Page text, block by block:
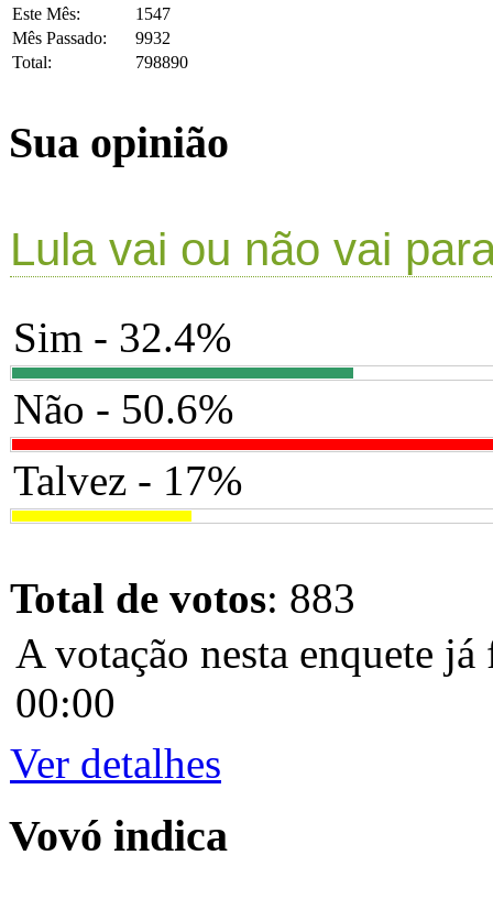
Este Mês:
1547
Mês Passado:
9932
Total:
798890
Sua opinião
Lula vai ou não vai
Sim - 32.4%
Não - 50.6%
Talvez - 17%
Total de votos: 883
A votação nesta enquete
00:00
Ver detalhes
Vovó indica